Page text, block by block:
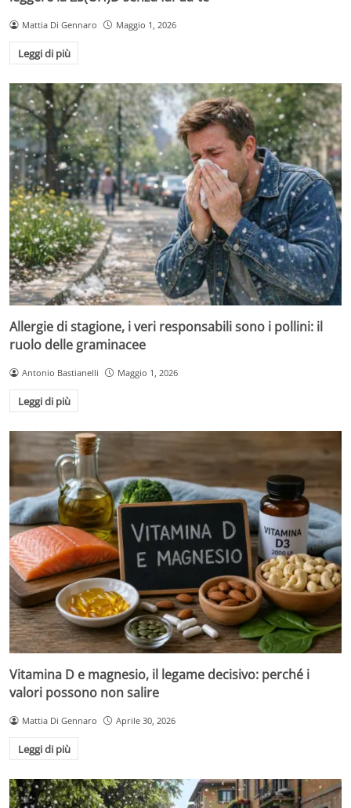
Mattia Di Gennaro Maggio 1, 2026
Leggi di più
Allergie di stagione, i veri responsabili sono i pollini: il
ruolo delle graminacee
Antonio Bastianelli Maggio 1, 2026
Leggi di più
Vitamina D e magnesio, il legame decisivo: perché i
valori possono non salire
Mattia Di Gennaro Aprile 30, 2026
Leggi di più